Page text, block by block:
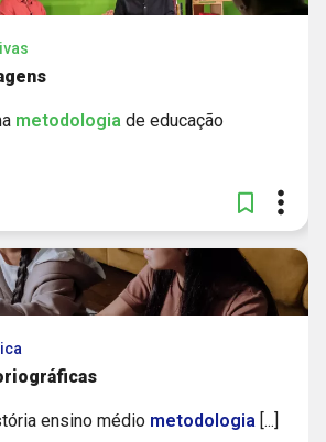
metodologia de educação
ensino médio metodologia [...]